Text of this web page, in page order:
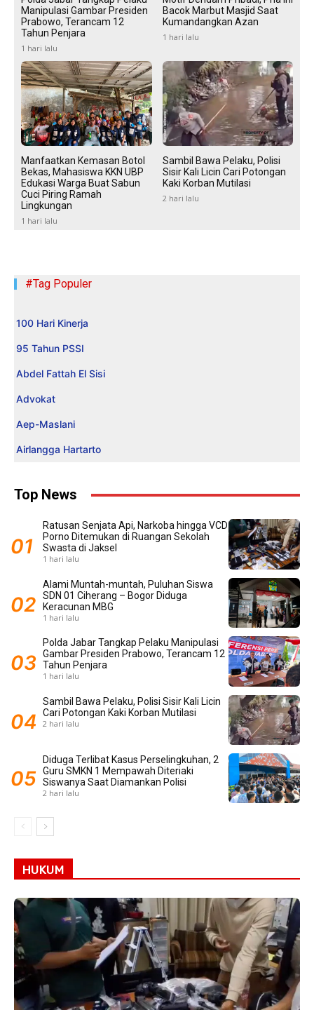
Manipulasi Gambar Presiden
Prabowo, Terancam 12
Tahun Penjara
1 hari lalu
Bacok Marbut Masjid Saat
Kumandangkan Azan
1 hari lalu
Manfaatkan Kemasan Botol
Bekas, Mahasiswa KKN UBP
Edukasi Warga Buat Sabun
Cuci Piring Ramah
Lingkungan
1 hari lalu
Sambil Bawa Pelaku, Polisi
Sisir Kali Licin Cari Potongan
Kaki Korban Mutilasi
2 hari lalu
#Tag Populer
100 Hari Kinerja
95 Tahun PSSI
Abdel Fattah El Sisi
Advokat
Aep-Maslani
Airlangga Hartarto
Top News
Ratusan Senjata Api, Narkoba hingga VCD
Porno Ditemukan di Ruangan Sekolah
Swasta di Jaksel
1 hari lalu
Alami Muntah-muntah, Puluhan Siswa
SDN 01 Ciherang – Bogor Diduga
Keracunan MBG
1 hari lalu
Polda Jabar Tangkap Pelaku Manipulasi
Gambar Presiden Prabowo, Terancam 12
Tahun Penjara
1 hari lalu
Sambil Bawa Pelaku, Polisi Sisir Kali Licin
Cari Potongan Kaki Korban Mutilasi
2 hari lalu
Diduga Terlibat Kasus Perselingkuhan, 2
Guru SMKN 1 Mempawah Diteriaki
Siswanya Saat Diamankan Polisi
2 hari lalu
HUKUM